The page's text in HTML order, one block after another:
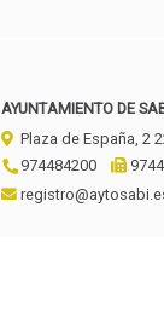
AYUNTAMIENTO DE
Plaza de España, 2
974484200